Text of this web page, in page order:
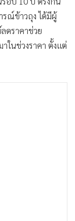
รณ์ข้าวถุง ได้มีผู้
ดราคาช่วย
ในช่วงราคา ตั้งแต่